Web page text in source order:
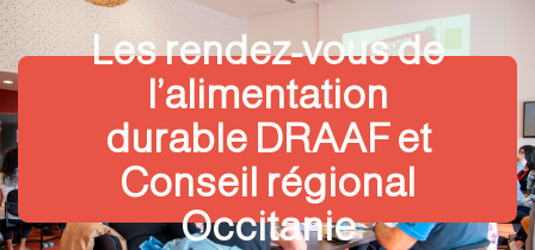
Les rendez-vous de
l’alimentation
durable DRAAF et
Conseil régional
Occitanie